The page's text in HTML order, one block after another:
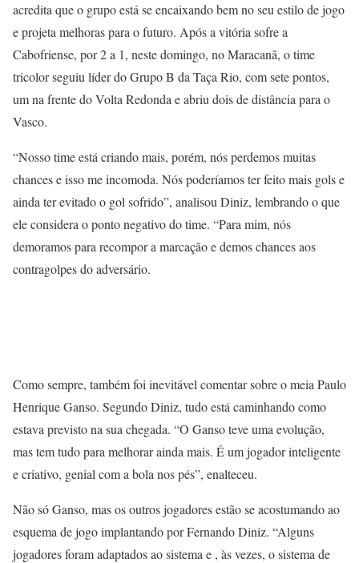
acredita que o grupo está se encaixando bem no seu estilo de jogo
e projeta melhoras para o futuro. Após a vitória sofre a
Cabofriense, por 2 a 1, neste domingo, no Maracanã, o time
tricolor seguiu líder do Grupo B da Taça Rio, com sete pontos,
um na frente do Volta Redonda e abriu dois de distância para o
Vasco.
“Nosso time está criando mais, porém, nós perdemos muitas
chances e isso me incomoda. Nós poderíamos ter feito mais gols e
ainda ter evitado o gol sofrido”, analisou Diniz, lembrando o que
ele considera o ponto negativo do time. “Para mim, nós
demoramos para recompor a marcação e demos chances aos
contragolpes do adversário.
Como sempre, também foi inevitável comentar sobre o meia Paulo
Henrique Ganso. Segundo Diniz, tudo está caminhando como
estava previsto na sua chegada. “O Ganso teve uma evolução,
mas tem tudo para melhorar ainda mais. É um jogador inteligente
e criativo, genial com a bola nos pés”, enalteceu.
Não só Ganso, mas os outros jogadores estão se acostumando ao
esquema de jogo implantando por Fernando Diniz. “Alguns
jogadores foram adaptados ao sistema e , às vezes, o sistema de